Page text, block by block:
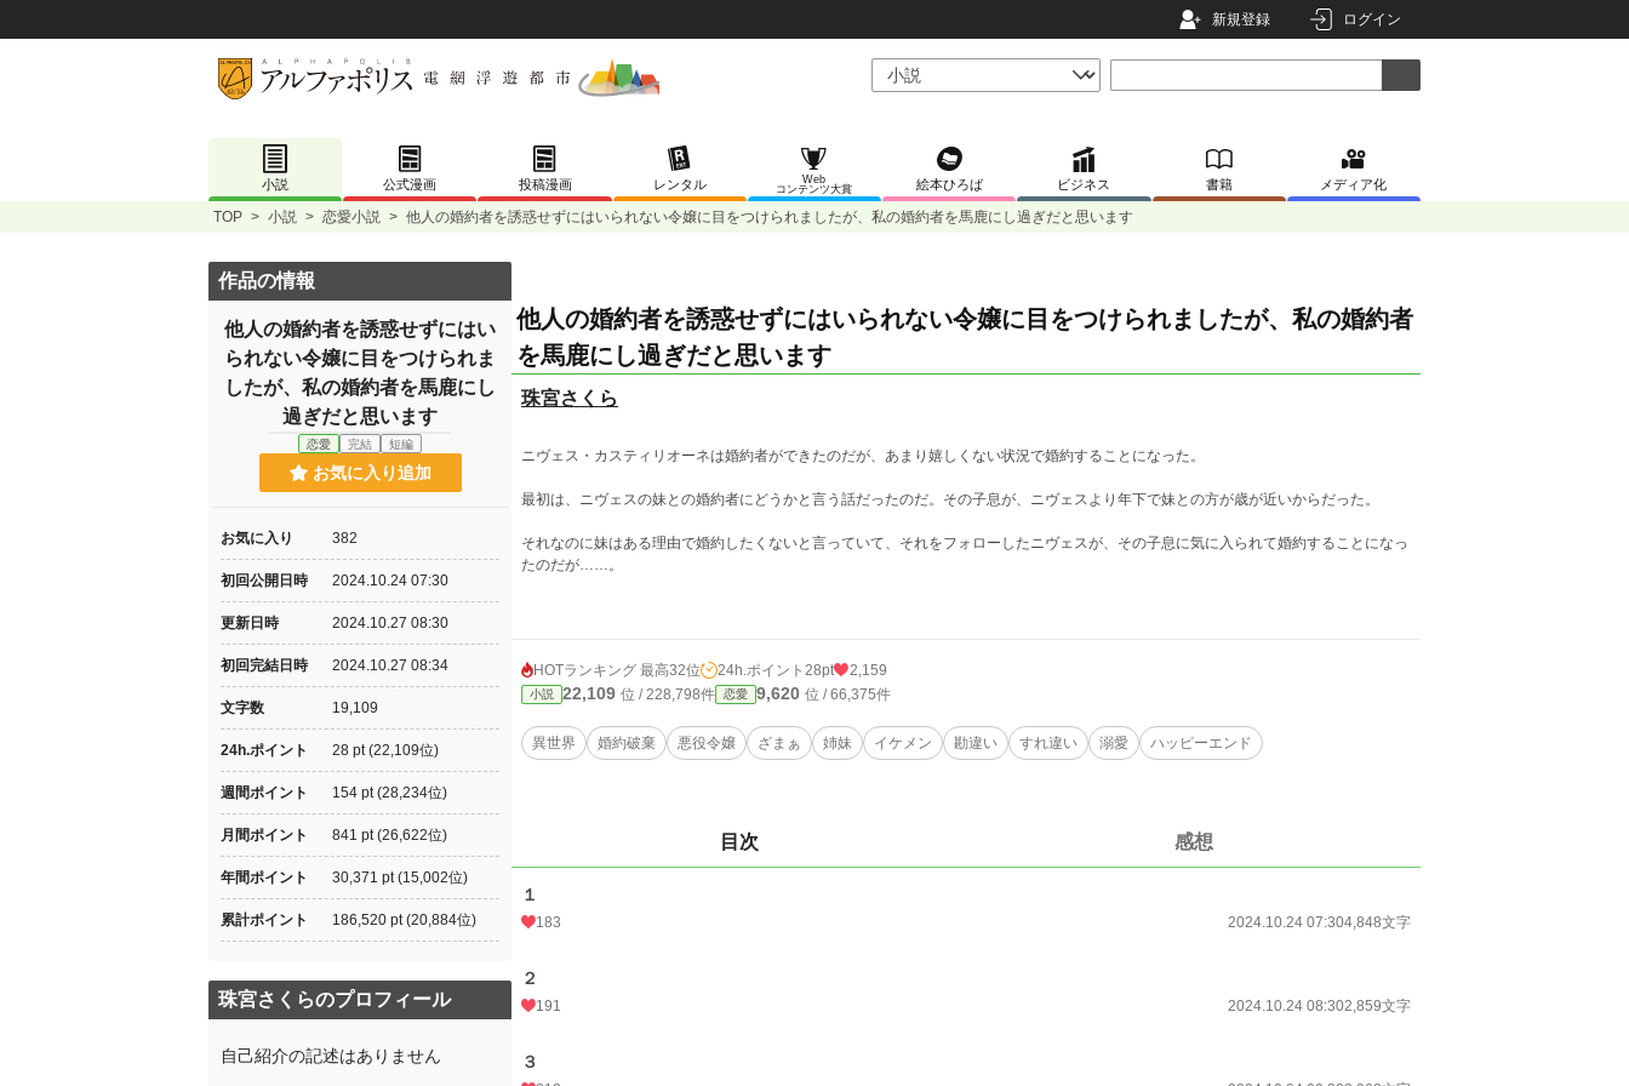
新規登録 ログイン
小説 公式漫画 投稿漫画 レンタル
Web
コンテンツ大賞
絵本ひろば ビジネス 書籍 メディア化
TOP > 小説 > 恋愛小説 > 他人の婚約者を誘惑せずにはいられない令嬢に目をつけられましたが、私の婚約者を馬鹿にし過ぎだと思います
他人の婚約者を誘惑せずにはいられない令嬢に目をつけられましたが、私の婚約者
を馬鹿にし過ぎだと思います
珠宮さくら
ニヴェス・カスティリオーネは婚約者ができたのだが、あまり嬉しくない状況で婚約することになった。
最初は、ニヴェスの妹との婚約者にどうかと言う話だったのだ。その子息が、ニヴェスより年下で妹との方が歳が近いからだった。
それなのに妹はある理由で婚約したくないと言っていて、それをフォローしたニヴェスが、その子息に気に入られて婚約することになっ
たのだが……。
HOTランキング 最高32位 24h.ポイント 28pt 2,159
小説 22,109 位 / 228,798件 恋愛 9,620 位 / 66,375件
異世界 婚約破棄 悪役令嬢 ざまぁ 姉妹 イケメン 勘違い すれ違い 溺愛 ハッピーエンド
目次 感想
１
183 2024.10.24 07:304,848文字
２
191 2024.10.24 08:302,859文字
３
作品の情報
他人の婚約者を誘惑せずにはい
られない令嬢に目をつけられま
したが、私の婚約者を馬鹿にし
過ぎだと思います
恋愛 完結 短編
お気に入り追加
お気に入り 382
初回公開日時 2024.10.24 07:30
更新日時 2024.10.27 08:30
初回完結日時 2024.10.27 08:34
文字数 19,109
24h.ポイント 28 pt (22,109位)
週間ポイント 154 pt (28,234位)
月間ポイント 841 pt (26,622位)
年間ポイント 30,371 pt (15,002位)
累計ポイント 186,520 pt (20,884位)
珠宮さくらのプロフィール
自己紹介の記述はありません